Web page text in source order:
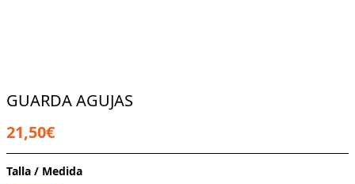
GUARDA AGUJAS
21,50€
Talla / Medida